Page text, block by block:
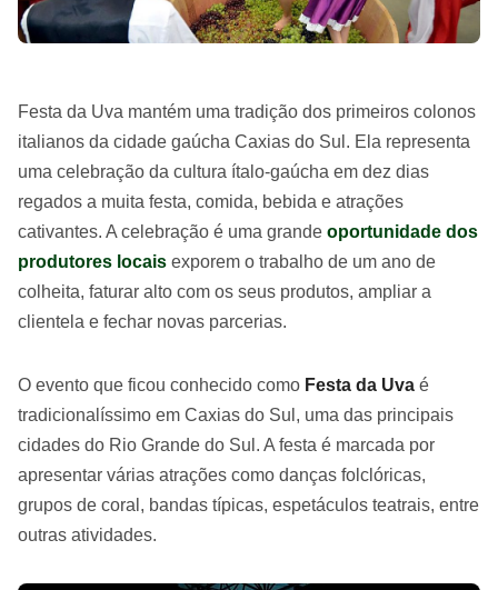
Festa da Uva mantém uma tradição dos primeiros colonos
italianos da cidade gaúcha Caxias do Sul. Ela representa
uma celebração da cultura ítalo-gaúcha em dez dias
regados a muita festa, comida, bebida e atrações
cativantes. A celebração é uma grande oportunidade dos
produtores locais exporem o trabalho de um ano de
colheita, faturar alto com os seus produtos, ampliar a
clientela e fechar novas parcerias.
O evento que ficou conhecido como Festa da Uva é
tradicionalíssimo em Caxias do Sul, uma das principais
cidades do Rio Grande do Sul. A festa é marcada por
apresentar várias atrações como danças folclóricas,
grupos de coral, bandas típicas, espetáculos teatrais, entre
outras atividades.